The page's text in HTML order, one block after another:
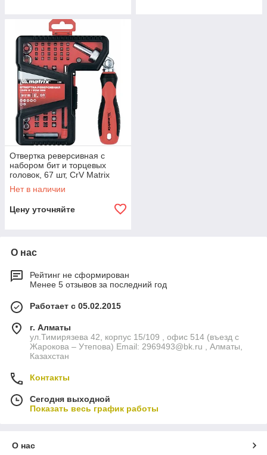
Отвертка реверсивная с
набором бит и торцевых
головок, 67 шт, CrV Matrix
Нет в наличии
Цену уточняйте
О нас
Рейтинг не сформирован
Менее 5 отзывов за последний год
Работает с 05.02.2015
г. Алматы
ул.Тимирязева 42, корпус 15/109 , офис 514 (въезд с
Жарокова – Утепова) Email: 2969493@bk.ru , Алматы,
Казахстан
Контакты
Сегодня выходной
Показать весь график работы
О нас